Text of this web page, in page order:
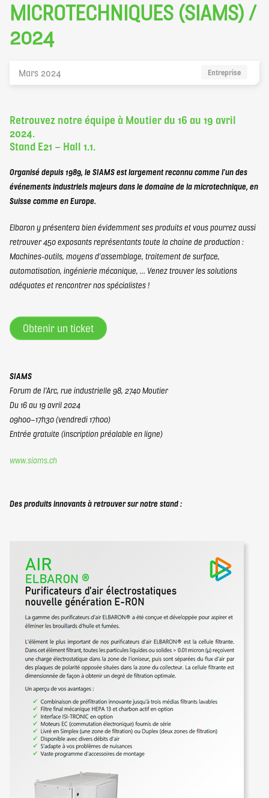
Contact
elbaron@elbaron.ch
MICROTECHNIQUES (SIAMS) /
2024
Mars 2024 Entreprise
Retrouvez notre équipe à Moutier du 16 au 19 avril
2024.
Stand E21 – Hall 1.1.
Organisé depuis 1989, le SIAMS est largement reconnu comme l’un des
événements industriels majeurs dans le domaine de la microtechnique, en
Suisse comme en Europe.
Elbaron y présentera bien évidemment ses produits et vous pourrez aussi
retrouver 450 exposants représentants toute la chaine de production :
Machines-outils, moyens d’assemblage, traitement de surface,
automatisation, ingénierie mécanique, … Venez trouver les solutions
adéquates et rencontrer nos spécialistes !
Obtenir un ticket
SIAMS
Forum de l’Arc, rue industrielle 98, 2740 Moutier
Du 16 au 19 avril 2024
09h00–17h30 (vendredi 17h00)
Entrée gratuite (inscription préalable en ligne)
www.siams.ch
Des produits innovants à retrouver sur notre stand :